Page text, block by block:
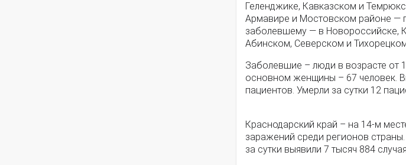
Геленджике, Кавказском и
Армавире и Мостовском районе —
заболевшему — в Новороссийске,
Абинском, Северском и
Заболевшие – люди в возрасте от
основном женщины – 67 человек.
пациентов. Умерли за сутки 12
Краснодарский край – на 14-м
заражений среди регионов
за сутки выявили 7 тысяч 884